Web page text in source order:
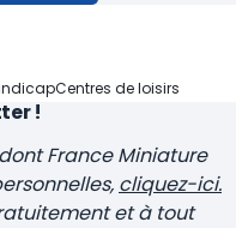
Centres de loisirs
!
France Miniature
cliquez-ici.
et à tout